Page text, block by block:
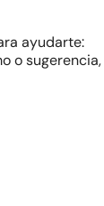
ayudarte:
o